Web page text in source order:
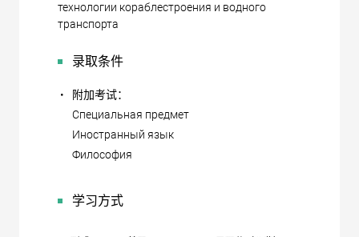
технологии кораблестроения и водного
транспорта
录取条件
•
附加考试：
Специальная предмет
Иностранный язык
Философия
学习方式